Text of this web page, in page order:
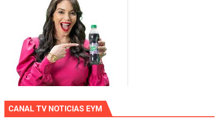
CANAL TV NOTICIAS EYM